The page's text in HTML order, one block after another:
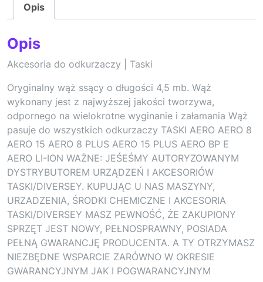
Opis
Opis
Akcesoria do odkurzaczy | Taski
Oryginalny wąż ssący o długości 4,5 mb. Wąż
wykonany jest z najwyższej jakości tworzywa,
odpornego na wielokrotne wyginanie i załamania Wąż
pasuje do wszystkich odkurzaczy TASKI AERO AERO 8
AERO 15 AERO 8 PLUS AERO 15 PLUS AERO BP E
AERO LI-ION WAŻNE: JEŚEŚMY AUTORYZOWANYM
DYSTRYBUTOREM URZĄDZEŃ I AKCESORIÓW
TASKI/DIVERSEY. KUPUJĄC U NAS MASZYNY,
URZADZENIA, ŚRODKI CHEMICZNE I AKCESORIA
TASKI/DIVERSEY MASZ PEWNOŚĆ, ŻE ZAKUPIONY
SPRZĘT JEST NOWY, PEŁNOSPRAWNY, POSIADA
PEŁNĄ GWARANCJĘ PRODUCENTA. A TY OTRZYMASZ
NIEZBĘDNE WSPARCIE ZARÓWNO W OKRESIE
GWARANCYJNYM JAK I POGWARANCYJNYM